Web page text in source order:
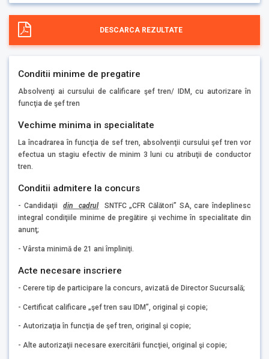
DESCARCA REZULTATE
Conditii minime de pregatire
Absolvenţi ai cursului de calificare şef tren/ IDM, cu autorizare în
funcţia de şef tren
Vechime minima in specialitate
La încadrarea în funcţia de sef tren, absolvenţii cursului şef tren vor
efectua un stagiu efectiv de minim 3 luni cu atribuţii de conductor
tren.
Conditii admitere la concurs
- Candidaţii din cadrul
SNTFC „CFR Călători” SA, care îndeplinesc
integral condiţiile minime de pregătire şi vechime în specialitate din
anunţ;
- Vârsta minimă de 21 ani împliniţi.
Acte necesare inscriere
- Cerere tip de participare la concurs, avizată de Director Sucursală;
- Certificat calificare „şef tren sau IDM”, original şi copie;
- Autorizaţia în funcţia de şef tren, original şi copie;
- Alte autorizaţii necesare exercitării funcţiei, original şi copie;